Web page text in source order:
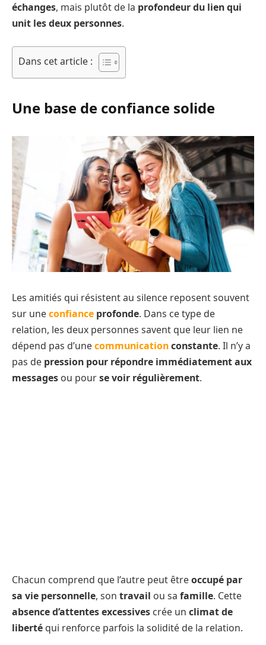
échanges, mais plutôt de la profondeur du lien qui
unit les deux personnes.
Dans cet article :
Une base de confiance solide
Les amitiés qui résistent au silence reposent souvent
sur uneconfiance profonde. Dans ce type de
relation, les deux personnes savent que leur lien ne
dépend pas d’unecommunicationconstante. Il n’y a
pas de pression pour répondre immédiatement aux
messages ou pourse voir régulièrement.
Chacun comprend que l’autre peut êtreoccupé par
sa vie personnelle, son travail ou sa famille. Cette
absence d’attentes excessives crée un climat de
liberté qui renforce parfois la solidité de la relation.